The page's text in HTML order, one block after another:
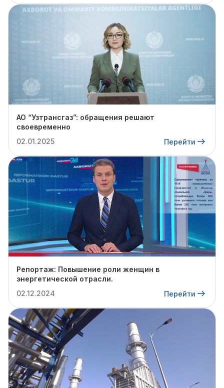
АО “Узтрансгаз”: обращения решают
своевременно
02.01.2025
Перейти
Репортаж: Повышение роли женщин в
энергетической отрасли.
02.12.2024
Перейти